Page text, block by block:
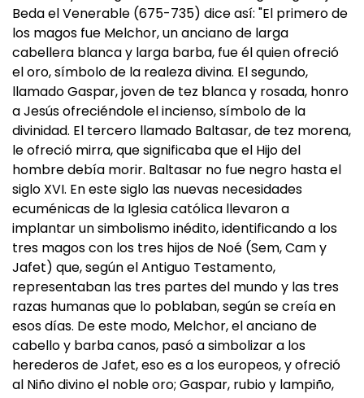
Beda el Venerable (675-735) dice así: "El primero de
los magos fue Melchor, un anciano de larga
cabellera blanca y larga barba, fue él quien ofreció
el oro, símbolo de la realeza divina. El segundo,
llamado Gaspar, joven de tez blanca y rosada, honro
a Jesús ofreciéndole el incienso, símbolo de la
divinidad. El tercero llamado Baltasar, de tez morena,
le ofreció mirra, que significaba que el Hijo del
hombre debía morir. Baltasar no fue negro hasta el
siglo XVI. En este siglo las nuevas necesidades
ecuménicas de la Iglesia católica llevaron a
implantar un simbolismo inédito, identificando a los
tres magos con los tres hijos de Noé (Sem, Cam y
Jafet) que, según el Antiguo Testamento,
representaban las tres partes del mundo y las tres
razas humanas que lo poblaban, según se creía en
esos días. De este modo, Melchor, el anciano de
cabello y barba canos, pasó a simbolizar a los
herederos de Jafet, eso es a los europeos, y ofreció
al Niño divino el noble oro; Gaspar, rubio y lampiño,